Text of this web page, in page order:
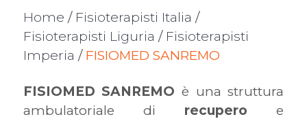
Home / Fisioterapisti Italia /
Fisioterapisti Liguria / Fisioterapisti
Imperia / FISIOMED SANREMO
FISIOMED SANREMO è una struttura
ambulatoriale di recupero e